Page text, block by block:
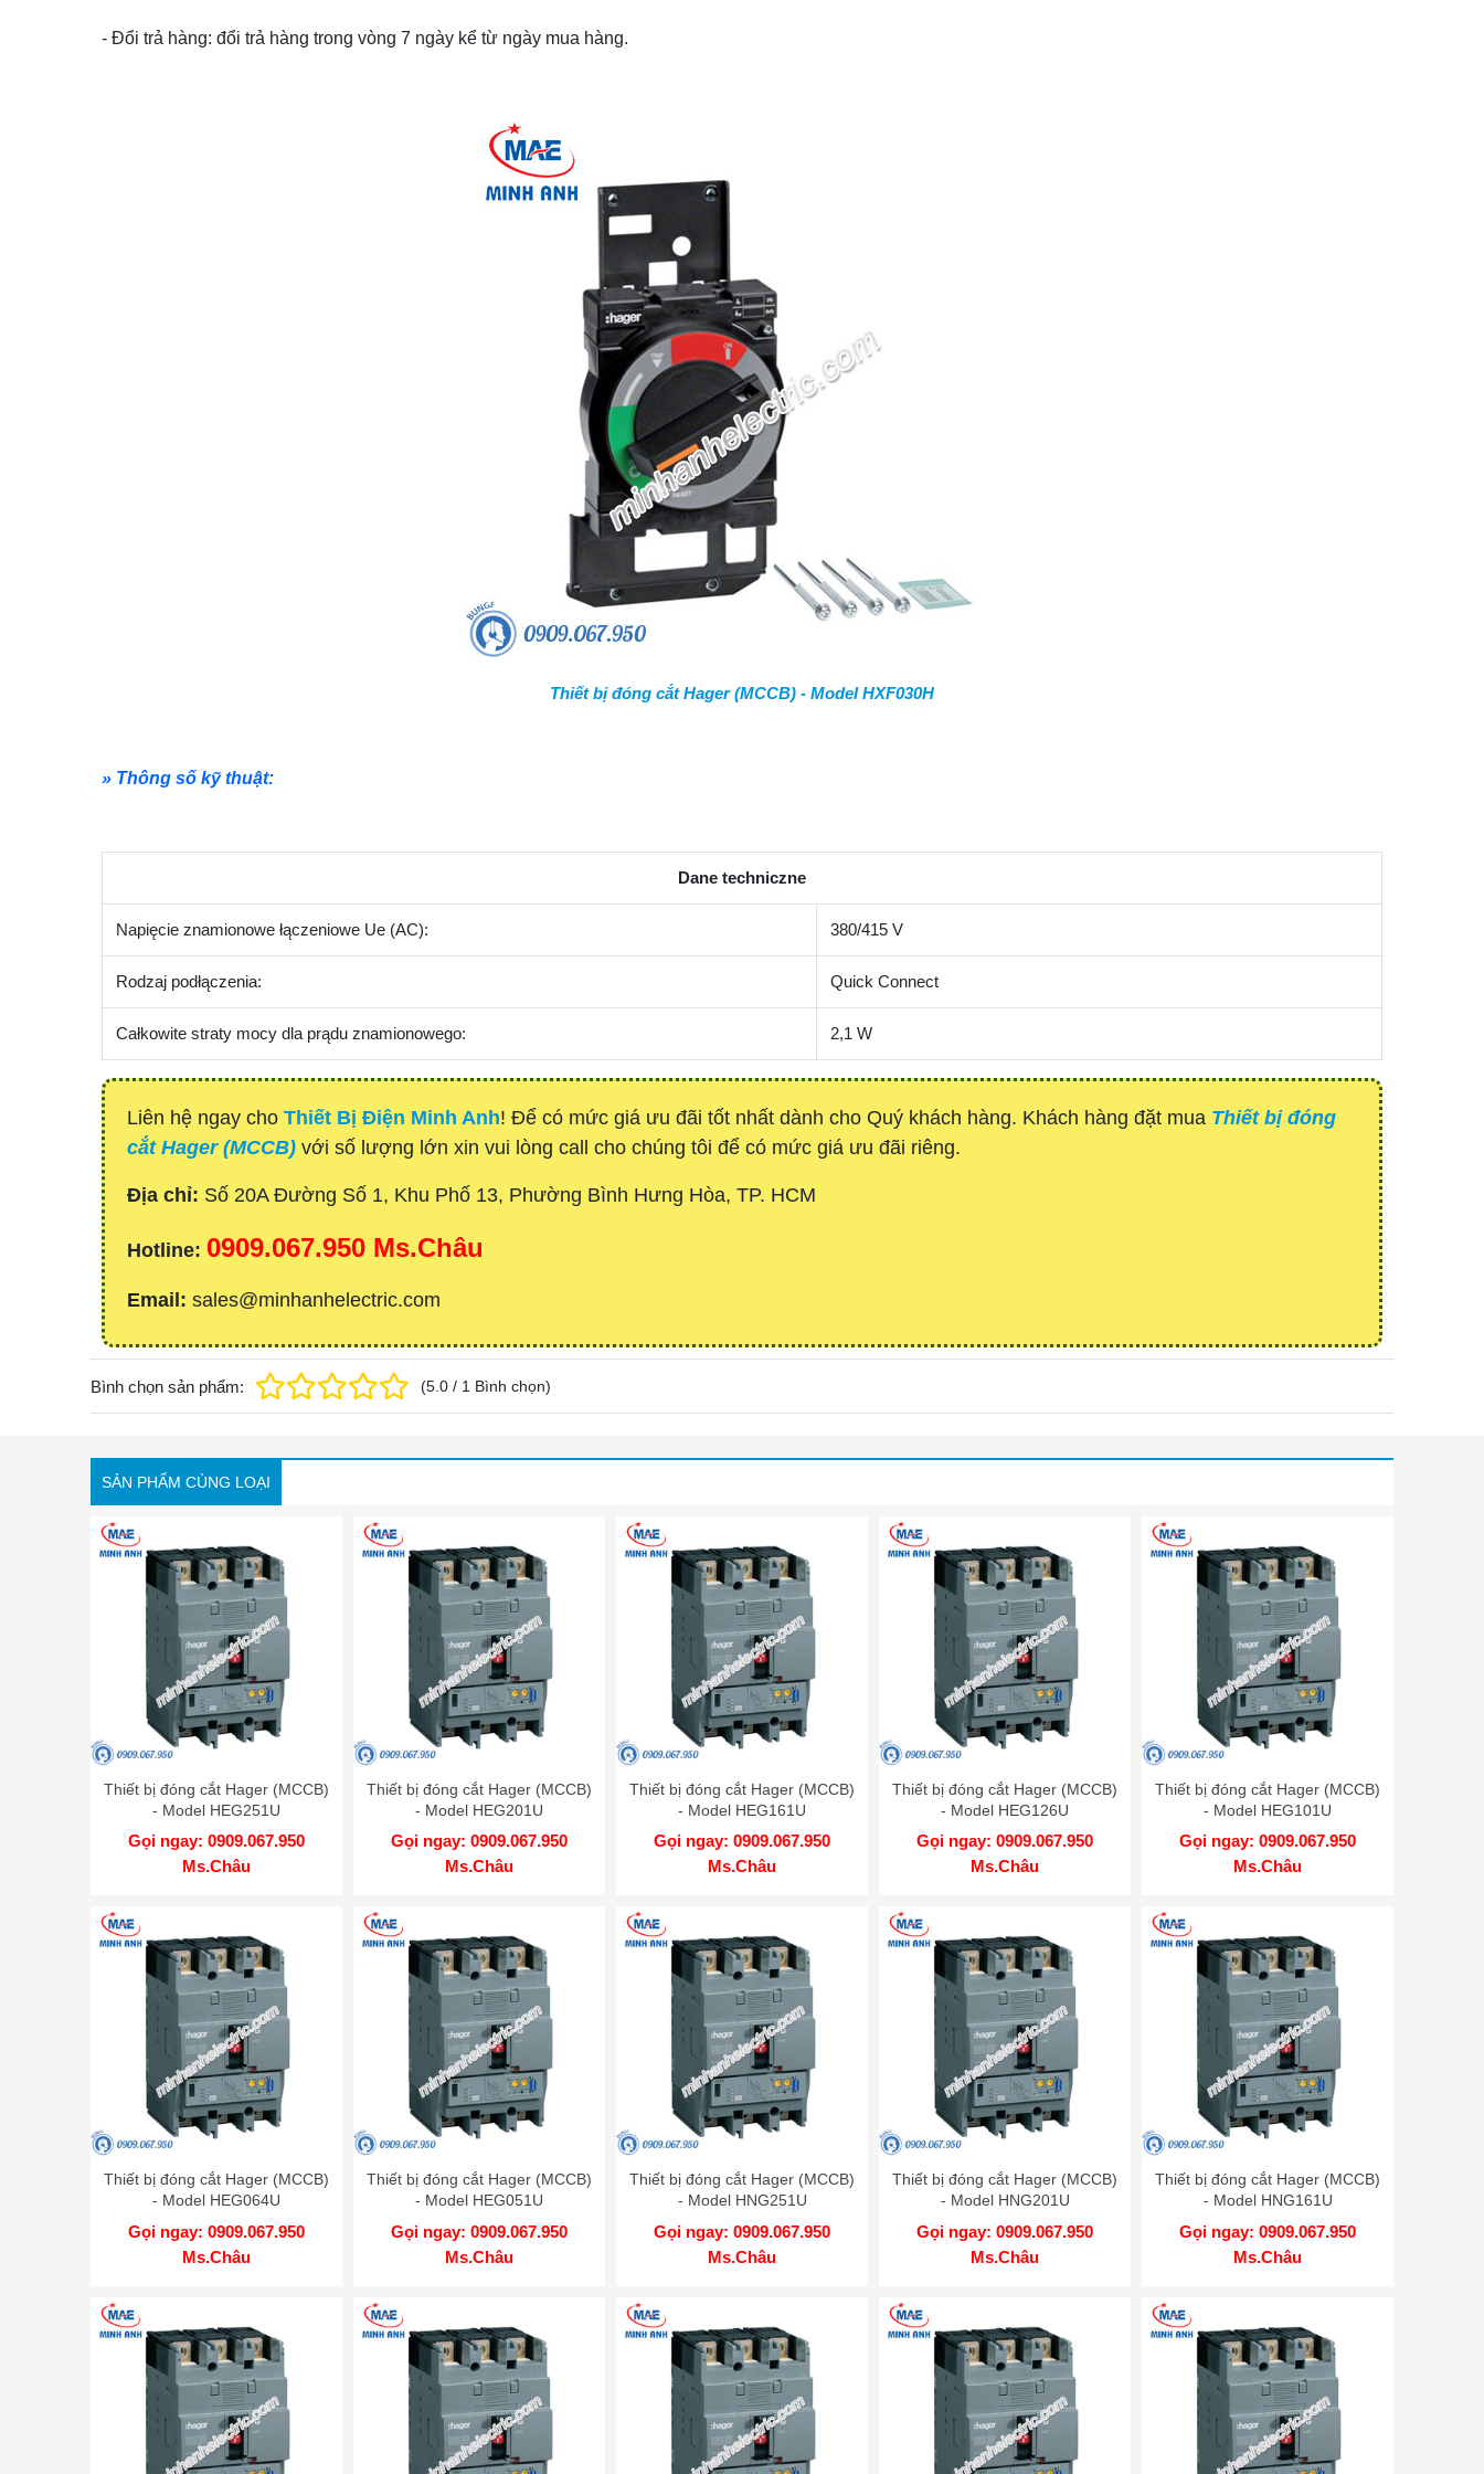
- Đổi trả hàng: đổi trả hàng trong vòng 7 ngày kể từ ngày mua hàng.
Thiết bị đóng cắt Hager (MCCB) - Model HXF030H
» Thông số kỹ thuật:
Dane techniczne
Napięcie znamionowe łączeniowe Ue (AC): 380/415 V
Rodzaj podłączenia: Quick Connect
Całkowite straty mocy dla prądu znamionowego: 2,1 W
Liên hệ ngay cho Thiết Bị Điện Minh Anh! Để có mức giá ưu đãi tốt nhất dành cho Quý khách hàng. Khách hàng đặt mua Thiết bị đóng
cắt Hager (MCCB) với số lượng lớn xin vui lòng call cho chúng tôi để có mức giá ưu đãi riêng.
Địa chỉ: Số 20A Đường Số 1, Khu Phố 13, Phường Bình Hưng Hòa, TP. HCM
Hotline: 0909.067.950 Ms.Châu
Email: sales@minhanhelectric.com
Bình chọn sản phẩm: (5.0 / 1 Bình chọn)
SẢN PHẨM CÙNG LOẠI
Thiết bị đóng cắt Hager (MCCB)
- Model HEG251U
Gọi ngay: 0909.067.950
Ms.Châu
Thiết bị đóng cắt Hager (MCCB)
- Model HEG201U
Gọi ngay: 0909.067.950
Ms.Châu
Thiết bị đóng cắt Hager (MCCB)
- Model HEG161U
Gọi ngay: 0909.067.950
Ms.Châu
Thiết bị đóng cắt Hager (MCCB)
- Model HEG126U
Gọi ngay: 0909.067.950
Ms.Châu
Thiết bị đóng cắt Hager (MCCB)
- Model HEG101U
Gọi ngay: 0909.067.950
Ms.Châu
Thiết bị đóng cắt Hager (MCCB)
- Model HEG064U
Gọi ngay: 0909.067.950
Ms.Châu
Thiết bị đóng cắt Hager (MCCB)
- Model HEG051U
Gọi ngay: 0909.067.950
Ms.Châu
Thiết bị đóng cắt Hager (MCCB)
- Model HNG251U
Gọi ngay: 0909.067.950
Ms.Châu
Thiết bị đóng cắt Hager (MCCB)
- Model HNG201U
Gọi ngay: 0909.067.950
Ms.Châu
Thiết bị đóng cắt Hager (MCCB)
- Model HNG161U
Gọi ngay: 0909.067.950
Ms.Châu